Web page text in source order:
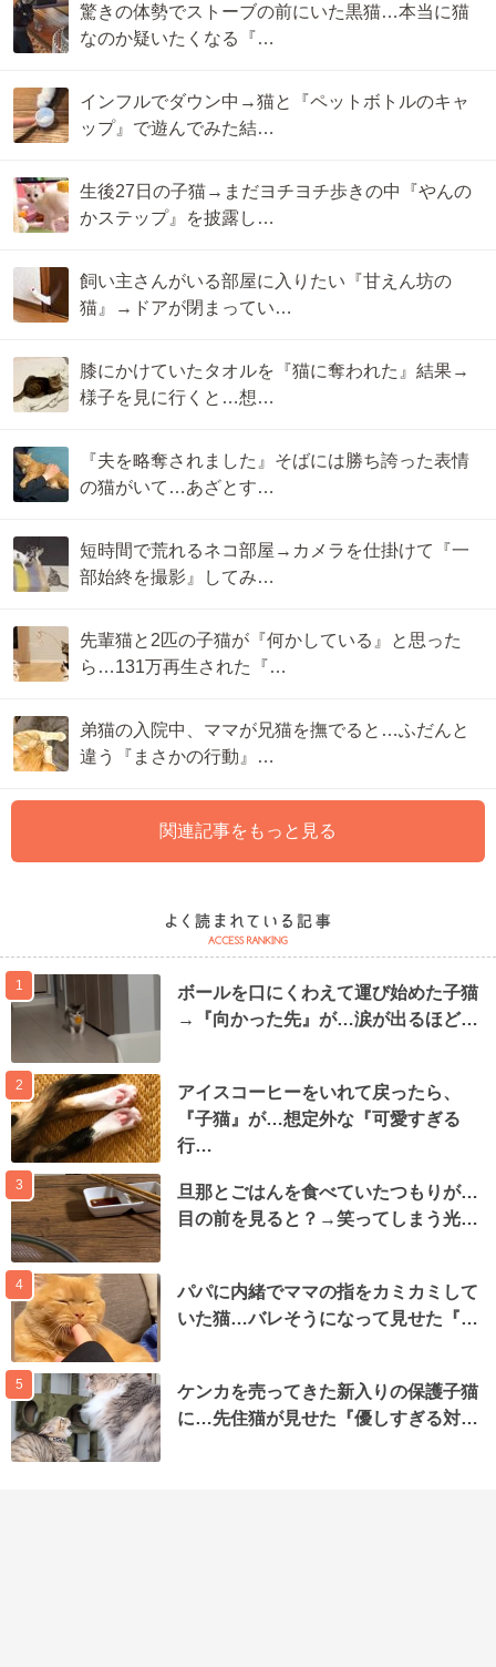
驚きの体勢でストーブの前にいた黒猫…本当に猫
なのか疑いたくなる『…
インフルでダウン中→猫と『ペットボトルのキャ
ップ』で遊んでみた結…
生後27日の子猫→まだヨチヨチ歩きの中『やんの
かステップ』を披露し…
飼い主さんがいる部屋に入りたい『甘えん坊の
猫』→ドアが閉まってい…
膝にかけていたタオルを『猫に奪われた』結果→
様子を見に行くと…想…
『夫を略奪されました』そばには勝ち誇った表情
の猫がいて…あざとす…
短時間で荒れるネコ部屋→カメラを仕掛けて『一
部始終を撮影』してみ…
先輩猫と2匹の子猫が『何かしている』と思った
ら…131万再生された『…
弟猫の入院中、ママが兄猫を撫でると…ふだんと
違う『まさかの行動』…
関連記事をもっと見る
1
ボールを口にくわえて運び始めた子猫
→『向かった先』が…涙が出るほど…
2
アイスコーヒーをいれて戻ったら、
『子猫』が…想定外な『可愛すぎる
行…
3
旦那とごはんを食べていたつもりが…
目の前を見ると？→笑ってしまう光…
4
パパに内緒でママの指をカミカミして
いた猫…バレそうになって見せた『…
5
ケンカを売ってきた新入りの保護子猫
に…先住猫が見せた『優しすぎる対…